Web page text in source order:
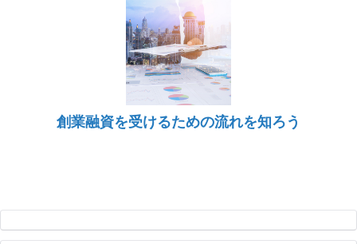
創業融資を受けるための流れを知ろう